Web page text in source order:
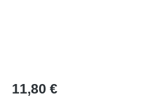
Regulärer Preis:
11,80 €